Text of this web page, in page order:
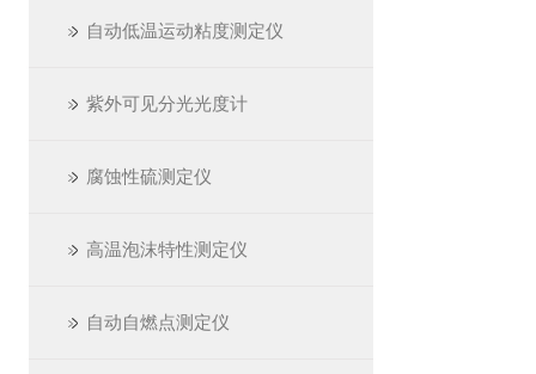
自动低温运动粘度测定仪
紫外可见分光光度计
腐蚀性硫测定仪
高温泡沫特性测定仪
自动自燃点测定仪